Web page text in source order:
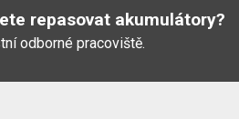
repasovat akumulátory?
odborné pracoviště.